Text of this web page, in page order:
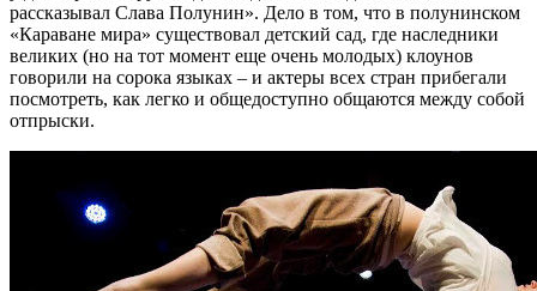
рассказывал Слава Полунин». Дело в том, что в полунинском
«Караване мира» существовал детский сад, где наследники
великих (но на тот момент еще очень молодых) клоунов
говорили на сорока языках – и актеры всех стран прибегали
посмотреть, как легко и общедоступно общаются между собой
отпрыски.